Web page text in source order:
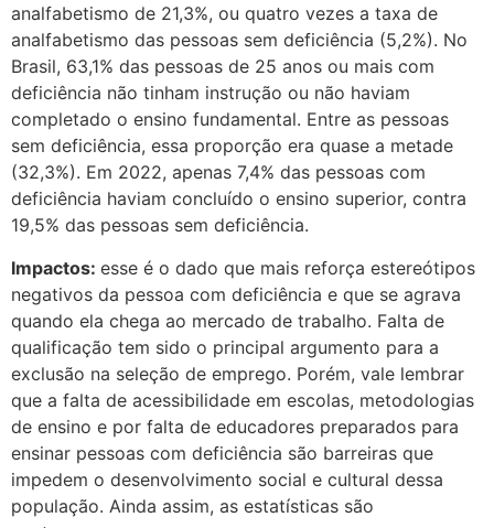
analfabetismo de 21,3%, ou quatro vezes a taxa de
analfabetismo das pessoas sem deficiência (5,2%). No
Brasil, 63,1% das pessoas de 25 anos ou mais com
deficiência não tinham instrução ou não haviam
completado o ensino fundamental. Entre as pessoas
sem deficiência, essa proporção era quase a metade
(32,3%). Em 2022, apenas 7,4% das pessoas com
deficiência haviam concluído o ensino superior, contra
19,5% das pessoas sem deficiência.
Impactos: esse é o dado que mais reforça estereótipos
negativos da pessoa com deficiência e que se agrava
quando ela chega ao mercado de trabalho. Falta de
qualificação tem sido o principal argumento para a
exclusão na seleção de emprego. Porém, vale lembrar
que a falta de acessibilidade em escolas, metodologias
de ensino e por falta de educadores preparados para
ensinar pessoas com deficiência são barreiras que
impedem o desenvolvimento social e cultural dessa
população. Ainda assim, as estatísticas são